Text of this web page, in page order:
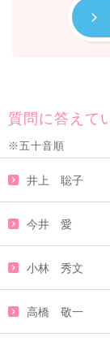
質問に答えて
※五十音順
井上 聡子
今井 愛
小林 秀文
高橋 敬一